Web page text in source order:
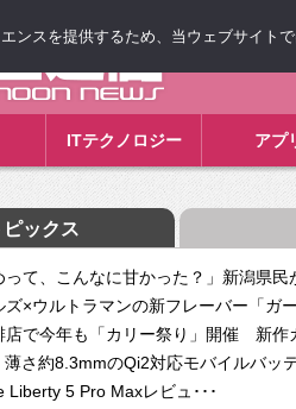
ITテクノロジー アプ
ピックス
って、こんなに甘かった？」新潟県民
ズ×ウルトラマンの新フレーバー「ガ
店で今年も「カリー祭り」開催 新作
さ約8.3mmのQi2対応モバイルバッ
Liberty 5 Pro Maxレビュ･･･
ンスを提供するため、当ウェブサイト